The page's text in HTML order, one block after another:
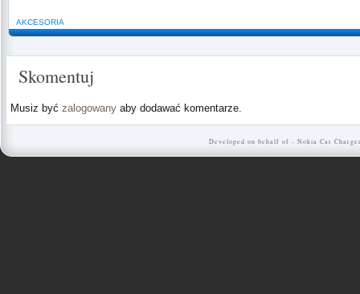
AKCESORIA
Skomentuj
Musiz być zalogowany aby dodawać komentarze.
Developed on behalf of - Nokia Car